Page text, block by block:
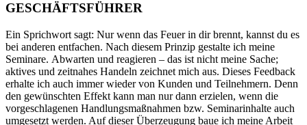
GESCHÄFTSFÜHRER
Ein Sprichwort sagt: Nur wenn das Feuer in dir brennt, kannst du es
bei anderen entfachen. Nach diesem Prinzip gestalte ich meine
Seminare. Abwarten und reagieren – das ist nicht meine Sache;
aktives und zeitnahes Handeln zeichnet mich aus. Dieses Feedback
erhalte ich auch immer wieder von Kunden und Teilnehmern. Denn
den gewünschten Effekt kann man nur dann erzielen, wenn die
vorgeschlagenen Handlungsmaßnahmen bzw. Seminarinhalte auch
umgesetzt werden. Auf dieser Überzeugung baue ich meine Arbeit